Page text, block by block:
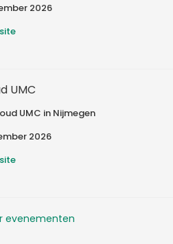
2026
UMC
UMC in Nijmegen
2026
evenementen